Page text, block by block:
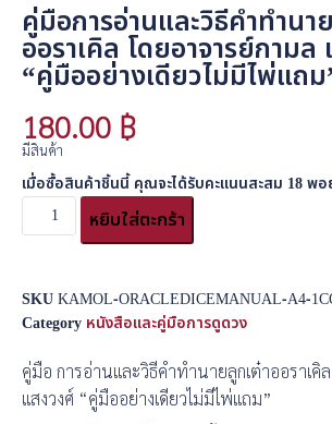
คู่มือการอ่านและวิธีคำทำนา
ออราเคิล โดยอาจารย์กาม
“คู่มืออย่างเดียวไม่มีไพ่แถ
180.00 ฿
มีสินค้า
เมื่อซื้อสินค้าชิ้นนี้ คุณจะได้รับคะแนนสะสม 18พอ
หยิบใส่ตะกร้า
SKUKAMOL-ORACLEDICEMANUAL-A4-
Category หนังสือและคู่มือการดูดวง
คู่มือ การอ่านและวิธีคำทำนายลูกเต๋าออราเคิ
แสงวงศ์ “คู่มืออย่างเดียวไม่มีไพ่แถม”